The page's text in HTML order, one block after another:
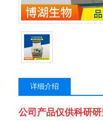
详细介绍
公司产品仅供科研